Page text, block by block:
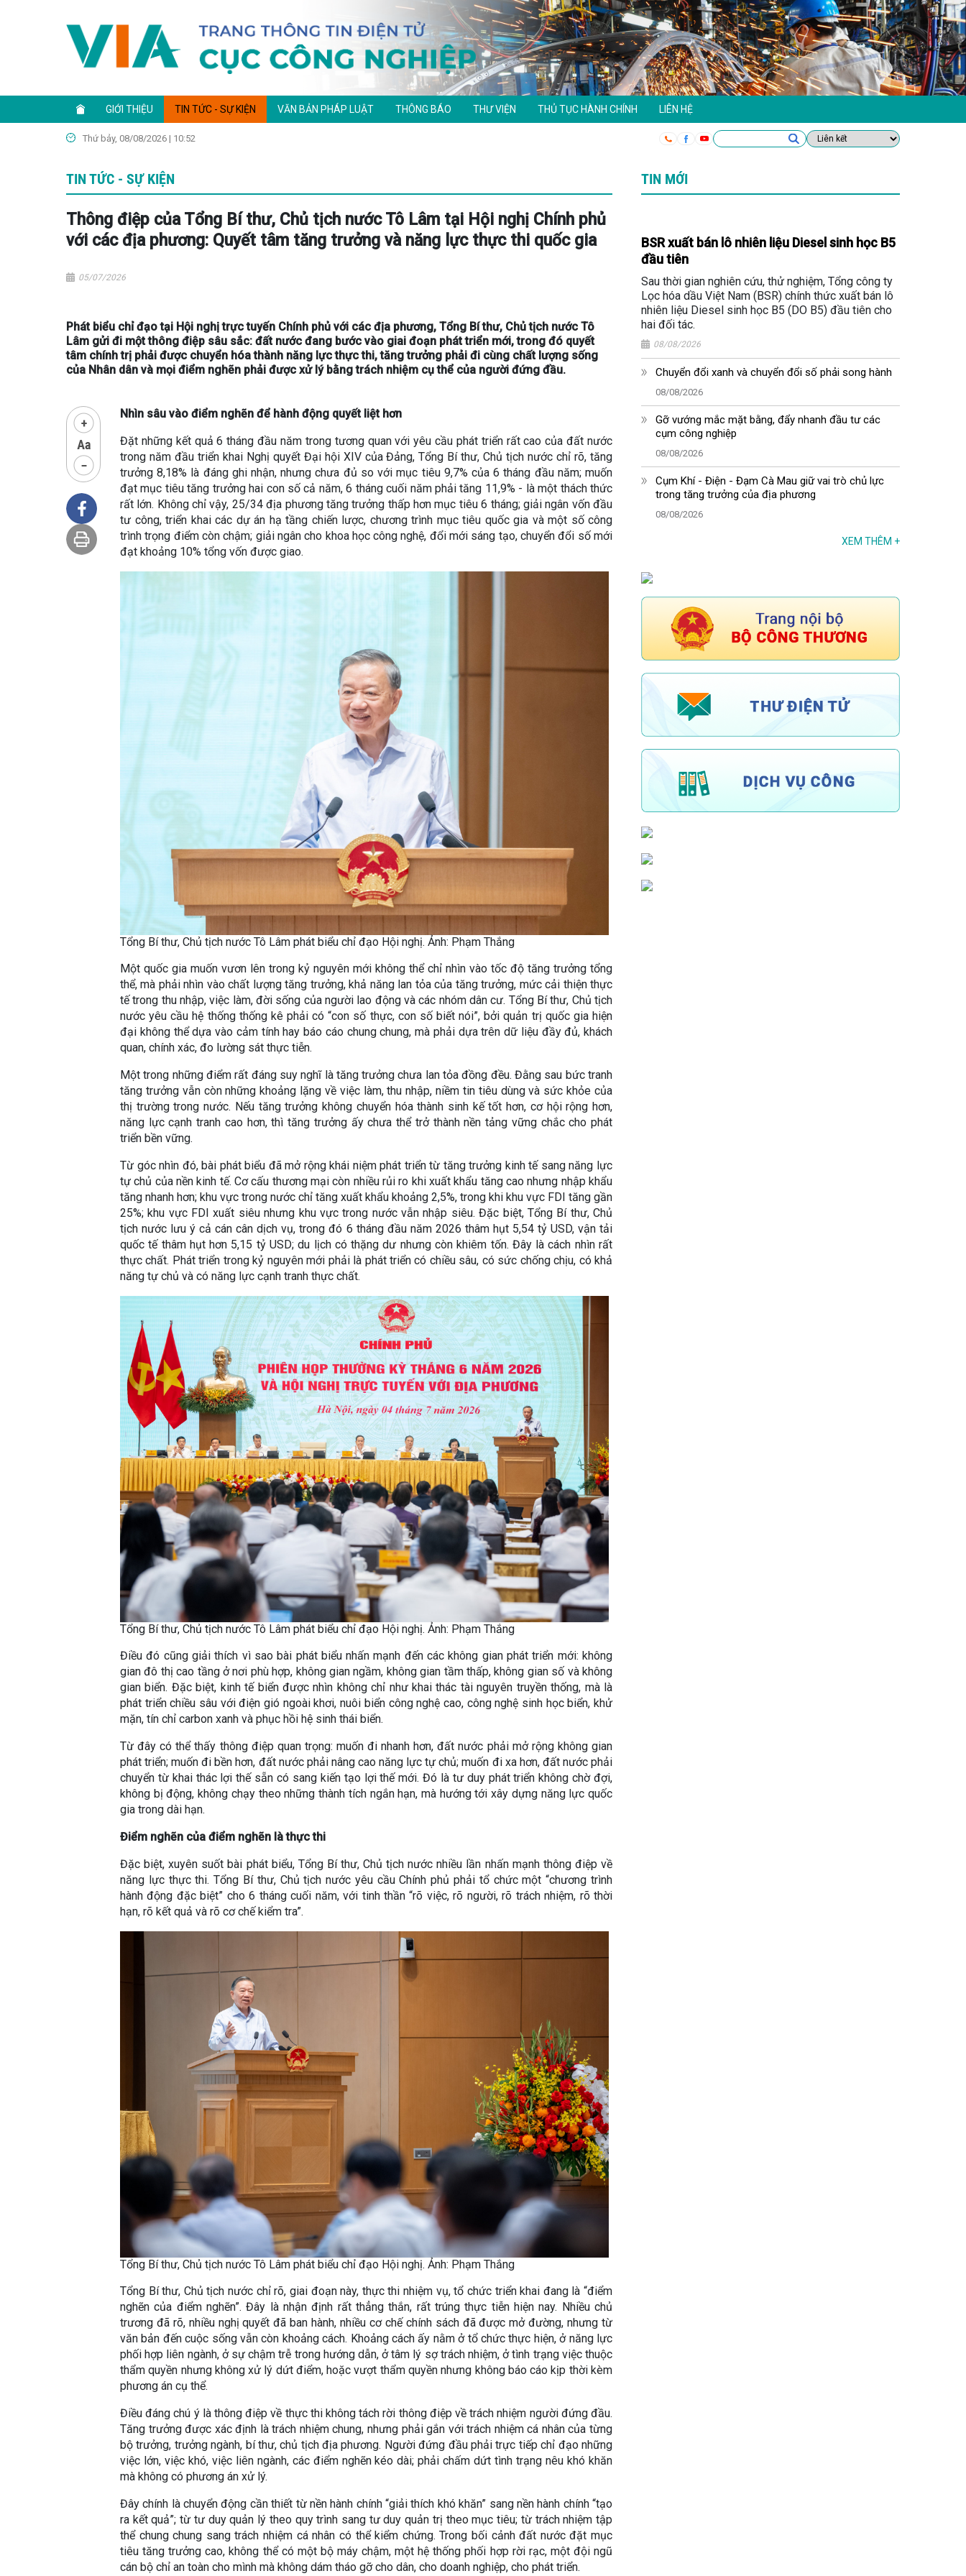
GIỚI THIỆU TIN TỨC - SỰ KIỆN VĂN BẢN PHÁP LUẬT THÔNG BÁO THƯ VIỆN THỦ TỤC HÀNH CHÍNH LIÊN HỆ
Thứ bảy, 08/08/2026 | 10:52
TIN TỨC - SỰ KIỆN
Thông điệp của Tổng Bí thư, Chủ tịch nước Tô Lâm tại Hội nghị Chính phủ
với các địa phương: Quyết tâm tăng trưởng và năng lực thực thi quốc gia
05/07/2026
Phát biểu chỉ đạo tại Hội nghị trực tuyến Chính phủ với các địa phương, Tổng Bí thư, Chủ tịch nước Tô
Lâm gửi đi một thông điệp sâu sắc: đất nước đang bước vào giai đoạn phát triển mới, trong đó quyết
tâm chính trị phải được chuyển hóa thành năng lực thực thi, tăng trưởng phải đi cùng chất lượng sống
của Nhân dân và mọi điểm nghẽn phải được xử lý bằng trách nhiệm cụ thể của người đứng đầu.
Nhìn sâu vào điểm nghẽn để hành động quyết liệt hơn
Đặt những kết quả 6 tháng đầu năm trong tương quan với yêu cầu phát triển rất cao của đất nước
trong năm đầu triển khai Nghị quyết Đại hội XIV của Đảng, Tổng Bí thư, Chủ tịch nước chỉ rõ, tăng
trưởng 8,18% là đáng ghi nhận, nhưng chưa đủ so với mục tiêu 9,7% của 6 tháng đầu năm; muốn
đạt mục tiêu tăng trưởng hai con số cả năm, 6 tháng cuối năm phải tăng 11,9% - là một thách thức
rất lớn. Không chỉ vậy, 25/34 địa phương tăng trưởng thấp hơn mục tiêu 6 tháng; giải ngân vốn đầu
tư công, triển khai các dự án hạ tầng chiến lược, chương trình mục tiêu quốc gia và một số công
trình trọng điểm còn chậm; giải ngân cho khoa học công nghệ, đổi mới sáng tạo, chuyển đổi số mới
đạt khoảng 10% tổng vốn được giao.
Tổng Bí thư, Chủ tịch nước Tô Lâm phát biểu chỉ đạo Hội nghị. Ảnh: Phạm Thắng
Một quốc gia muốn vươn lên trong kỷ nguyên mới không thể chỉ nhìn vào tốc độ tăng trưởng tổng
thể, mà phải nhìn vào chất lượng tăng trưởng, khả năng lan tỏa của tăng trưởng, mức cải thiện thực
tế trong thu nhập, việc làm, đời sống của người lao động và các nhóm dân cư. Tổng Bí thư, Chủ tịch
nước yêu cầu hệ thống thống kê phải có “con số thực, con số biết nói”, bởi quản trị quốc gia hiện
đại không thể dựa vào cảm tính hay báo cáo chung chung, mà phải dựa trên dữ liệu đầy đủ, khách
quan, chính xác, đo lường sát thực tiễn.
Một trong những điểm rất đáng suy nghĩ là tăng trưởng chưa lan tỏa đồng đều. Đằng sau bức tranh
tăng trưởng vẫn còn những khoảng lặng về việc làm, thu nhập, niềm tin tiêu dùng và sức khỏe của
thị trường trong nước. Nếu tăng trưởng không chuyển hóa thành sinh kế tốt hơn, cơ hội rộng hơn,
năng lực cạnh tranh cao hơn, thì tăng trưởng ấy chưa thể trở thành nền tảng vững chắc cho phát
triển bền vững.
Từ góc nhìn đó, bài phát biểu đã mở rộng khái niệm phát triển từ tăng trưởng kinh tế sang năng lực
tự chủ của nền kinh tế. Cơ cấu thương mại còn nhiều rủi ro khi xuất khẩu tăng cao nhưng nhập khẩu
tăng nhanh hơn; khu vực trong nước chỉ tăng xuất khẩu khoảng 2,5%, trong khi khu vực FDI tăng gần
25%; khu vực FDI xuất siêu nhưng khu vực trong nước vẫn nhập siêu. Đặc biệt, Tổng Bí thư, Chủ
tịch nước lưu ý cả cán cân dịch vụ, trong đó 6 tháng đầu năm 2026 thâm hụt 5,54 tỷ USD, vận tải
quốc tế thâm hụt hơn 5,15 tỷ USD; du lịch có thặng dư nhưng còn khiêm tốn. Đây là cách nhìn rất
thực chất. Phát triển trong kỷ nguyên mới phải là phát triển có chiều sâu, có sức chống chịu, có khả
năng tự chủ và có năng lực cạnh tranh thực chất.
Tổng Bí thư, Chủ tịch nước Tô Lâm phát biểu chỉ đạo Hội nghị. Ảnh: Phạm Thắng
Điều đó cũng giải thích vì sao bài phát biểu nhấn mạnh đến các không gian phát triển mới: không
gian đô thị cao tầng ở nơi phù hợp, không gian ngầm, không gian tầm thấp, không gian số và không
gian biển. Đặc biệt, kinh tế biển được nhìn không chỉ như khai thác tài nguyên truyền thống, mà là
phát triển chiều sâu với điện gió ngoài khơi, nuôi biển công nghệ cao, công nghệ sinh học biển, khử
mặn, tín chỉ carbon xanh và phục hồi hệ sinh thái biển.
Từ đây có thể thấy thông điệp quan trọng: muốn đi nhanh hơn, đất nước phải mở rộng không gian
phát triển; muốn đi bền hơn, đất nước phải nâng cao năng lực tự chủ; muốn đi xa hơn, đất nước phải
chuyển từ khai thác lợi thế sẵn có sang kiến tạo lợi thế mới. Đó là tư duy phát triển không chờ đợi,
không bị động, không chạy theo những thành tích ngắn hạn, mà hướng tới xây dựng năng lực quốc
gia trong dài hạn.
Điểm nghẽn của điểm nghẽn là thực thi
Đặc biệt, xuyên suốt bài phát biểu, Tổng Bí thư, Chủ tịch nước nhiều lần nhấn mạnh thông điệp về
năng lực thực thi. Tổng Bí thư, Chủ tịch nước yêu cầu Chính phủ phải tổ chức một “chương trình
hành động đặc biệt” cho 6 tháng cuối năm, với tinh thần “rõ việc, rõ người, rõ trách nhiệm, rõ thời
hạn, rõ kết quả và rõ cơ chế kiểm tra”.
Tổng Bí thư, Chủ tịch nước Tô Lâm phát biểu chỉ đạo Hội nghị. Ảnh: Phạm Thắng
Tổng Bí thư, Chủ tịch nước chỉ rõ, giai đoạn này, thực thi nhiệm vụ, tổ chức triển khai đang là “điểm
nghẽn của điểm nghẽn”. Đây là nhận định rất thẳng thắn, rất trúng thực tiễn hiện nay. Nhiều chủ
trương đã rõ, nhiều nghị quyết đã ban hành, nhiều cơ chế chính sách đã được mở đường, nhưng từ
văn bản đến cuộc sống vẫn còn khoảng cách. Khoảng cách ấy nằm ở tổ chức thực hiện, ở năng lực
phối hợp liên ngành, ở sự chậm trễ trong hướng dẫn, ở tâm lý sợ trách nhiệm, ở tình trạng việc thuộc
thẩm quyền nhưng không xử lý dứt điểm, hoặc vượt thẩm quyền nhưng không báo cáo kịp thời kèm
phương án cụ thể.
Điều đáng chú ý là thông điệp về thực thi không tách rời thông điệp về trách nhiệm người đứng đầu.
Tăng trưởng được xác định là trách nhiệm chung, nhưng phải gắn với trách nhiệm cá nhân của từng
bộ trưởng, trưởng ngành, bí thư, chủ tịch địa phương. Người đứng đầu phải trực tiếp chỉ đạo những
việc lớn, việc khó, việc liên ngành, các điểm nghẽn kéo dài; phải chấm dứt tình trạng nêu khó khăn
mà không có phương án xử lý.
Đây chính là chuyển động cần thiết từ nền hành chính “giải thích khó khăn” sang nền hành chính “tạo
ra kết quả”; từ tư duy quản lý theo quy trình sang tư duy quản trị theo mục tiêu; từ trách nhiệm tập
thể chung chung sang trách nhiệm cá nhân có thể kiểm chứng. Trong bối cảnh đất nước đặt mục
tiêu tăng trưởng cao, không thể có một bộ máy chậm, một hệ thống phối hợp rời rạc, một đội ngũ
cán bộ chỉ an toàn cho mình mà không dám tháo gỡ cho dân, cho doanh nghiệp, cho phát triển.
TIN MỚI
BSR xuất bán lô nhiên liệu Diesel sinh học B5
đầu tiên
Sau thời gian nghiên cứu, thử nghiệm, Tổng công ty
Lọc hóa dầu Việt Nam (BSR) chính thức xuất bán lô
nhiên liệu Diesel sinh học B5 (DO B5) đầu tiên cho
hai đối tác.
08/08/2026
Chuyển đổi xanh và chuyển đổi số phải song hành
08/08/2026
Gỡ vướng mắc mặt bằng, đẩy nhanh đầu tư các
cụm công nghiệp
08/08/2026
Cụm Khí - Điện - Đạm Cà Mau giữ vai trò chủ lực
trong tăng trưởng của địa phương
08/08/2026
XEM THÊM +